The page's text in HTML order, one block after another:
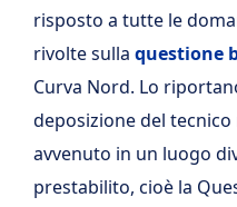
risposto a tutte le
rivolte sulla questione
Curva Nord. Lo
deposizione del
avvenuto in un luogo
prestabilito, cioè la